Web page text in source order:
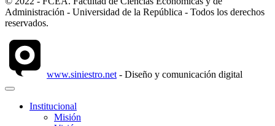
Administración - Universidad de la República - Todos los derechos
reservados.
www.siniestro.net- Diseño y comunicación digital
Institucional
Misión